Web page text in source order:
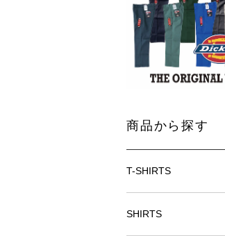
商品から探す
T-SHIRTS
SHIRTS